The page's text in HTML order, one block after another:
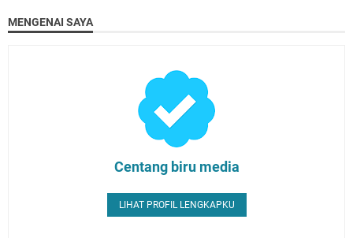
MENGENAI SAYA
Centang biru media
LIHAT PROFIL LENGKAPKU